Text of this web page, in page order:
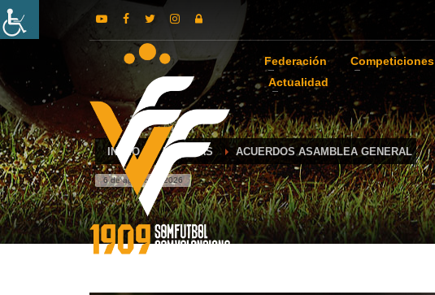
Federación Competiciones
Actualidad
INICIO NOTICIAS ACUERDOS ASAMBLEA GENERAL
6 de agosto de 2026